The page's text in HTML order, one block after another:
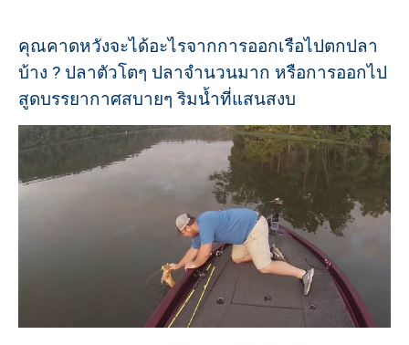
คุณคาดหวังจะได้อะไรจากการออกเรือไปตกปลา
บ้าง ? ปลาตัวโตๆ ปลาจำนวนมาก หรือการออกไป
สูดบรรยากาศสบายๆ ริมน้ำที่แสนสงบ